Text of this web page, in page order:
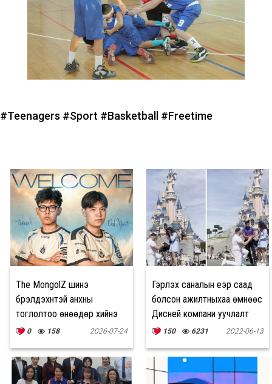
#Teenagers #Sport #Basketball #Freetime
The MongolZ шинэ
бүрэлдэхүүнтэй анхны
тоглолтоо өнөөдөр хийнэ
0 158 2026-07-24
Гэрлэх саналын үеэр саад
болсон ажилтныхаа өмнөөс
Дисней компани уучлалт
гуйжээ
150 6231 2022-06-13